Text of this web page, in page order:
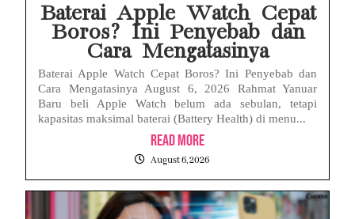
Baterai Apple Watch Cepat
Boros? Ini Penyebab dan
Cara Mengatasinya
Baterai Apple Watch Cepat Boros? Ini Penyebab dan
Cara Mengatasinya August 6, 2026 Rahmat Yanuar
Baru beli Apple Watch belum ada sebulan, tetapi
kapasitas maksimal baterai (Battery Health) di menu...
Read More
August 6, 2026